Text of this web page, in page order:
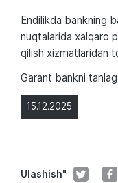
15.12.2025
Ulashish"
Endilikda bankning
nuqtalarida xalqaro
qilish xizmatlaridan
Garant bankni